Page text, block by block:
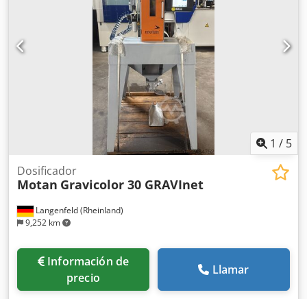
COLOR DE LA CARCASA Aluminio / azul / gris (RAL 9006 /
1 / 5
Langenfeld (Rheinland)
9,252 km
Dosificador
Motan Gravicolor 30 GRAVInet
Información de
precio
Llamar